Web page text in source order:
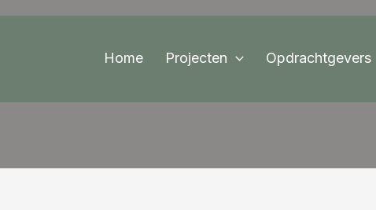
Home Projecten Opdrachtgevers